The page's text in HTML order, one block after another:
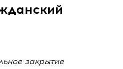
закрытие